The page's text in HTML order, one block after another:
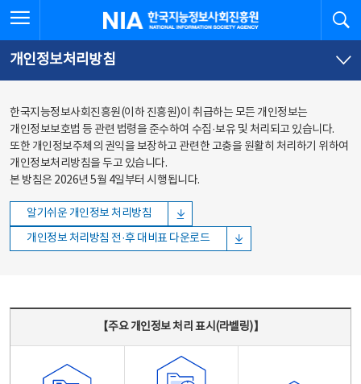
바로가기
바로가기
한국지능정보사회진흥원
개인정보처리방침
한국지능정보사회진흥원(이하 진흥원)이 취급하는 모든 개인정보는
개인정보보호법 등 관련 법령을 준수하여 수집·보유 및 처리되고 있습니다.
또한 개인정보주체의 권익을 보장하고 관련한 고충을 원활히 처리하기 위하여
개인정보처리방침을 두고 있습니다.
본 방침은 2026년 5월 4일부터 시행됩니다.
알기쉬운 개인정보 처리방침
개인정보 처리방침 전·후 대비표 다운로드
【주요 개인정보 처리 표시(라벨링)】